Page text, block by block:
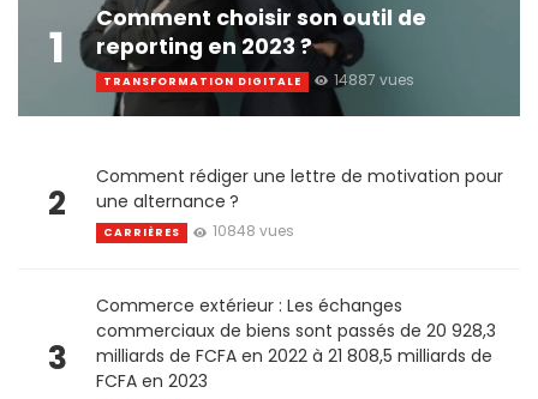
1
Comment choisir son outil de
reporting en 2023 ?
TRANSFORMATION DIGITALE 14887 vues
2
Comment rédiger une lettre de motivation pour
une alternance ?
CARRIÈRES 10848 vues
3
Commerce extérieur : Les échanges
commerciaux de biens sont passés de 20 928,3
milliards de FCFA en 2022 à 21 808,5 milliards de
FCFA en 2023